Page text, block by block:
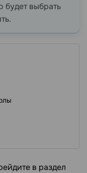
выбрать
в раздел